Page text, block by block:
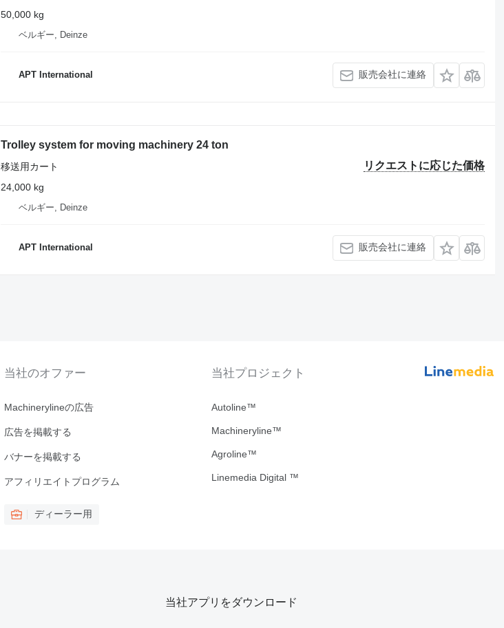
50,000 kg
ベルギー, Deinze
APT International 販売会社に連絡
Trolley system for moving machinery 24 ton
リクエストに応じた価格
移送用カート
24,000 kg
ベルギー, Deinze
APT International 販売会社に連絡
当社のオファー
Machinerylineの広告
広告を掲載する
バナーを掲載する
アフィリエイトプログラム
ディーラー用
当社プロジェクト
Autoline™
Machineryline™
Agroline™
Linemedia Digital ™
当社アプリをダウンロード